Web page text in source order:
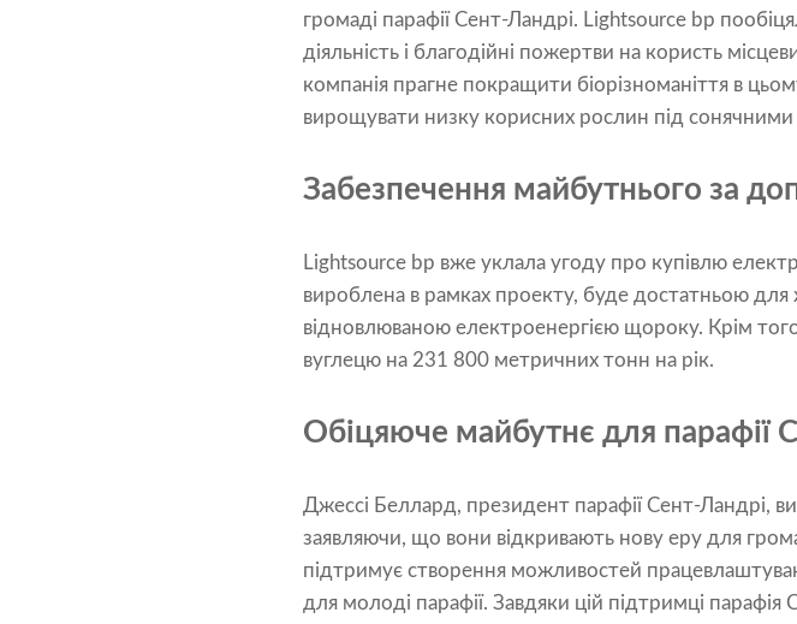
громаді парафії Сент-Ландрі. Lightsource bp
діяльність і благодійні пожертви на користь
компанія прагне покращити біорізноманіття в
вирощувати низку корисних рослин під
Забезпечення майбутнього за
Lightsource bp вже уклала угоду про купівлю
вироблена в рамках проекту, буде достатньою
відновлюваною електроенергією щороку. Крім
вуглецю на 231 800 метричних тонн на рік.
Обіцяюче майбутнє для парафії
Джессі Беллард, президент парафії Сент-Ландрі,
заявляючи, що вони відкривають нову еру для
підтримує створення можливостей
для молоді парафії. Завдяки цій підтримці